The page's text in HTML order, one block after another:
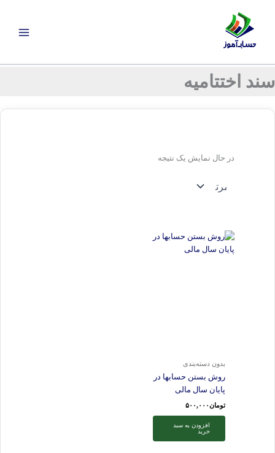
سند اختتامیه
در حال نمایش یک نتیجه
بدون دسته‌بندی
روش بستن حسابها در
پایان سال مالی
تومان۵۰۰,۰۰۰
افزودن به سبد
خرید